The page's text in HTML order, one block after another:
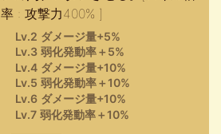
率 : 攻撃力400% ]
Lv.2 ダメージ量+5%
Lv.3 弱化発動率＋5%
Lv.4 ダメージ量+10%
Lv.5 弱化発動率＋10%
Lv.6 ダメージ量+10%
Lv.7 弱化発動率＋10%